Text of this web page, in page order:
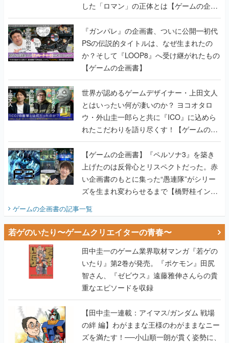
した「ロマン」の正体とは【ゲームの企画
書】
『ガンパレ』の企画書、ついに公開━初代
PSの伝説的タイトルは、なぜ生まれたの
か？そして『LOOP8』へ受け継がれたもの
【ゲームの企画書】
世界が認めるゲームデザイナー・上田文人
とはいったい何が凄いのか？ ヨコオタロ
ウ・外山圭一郎らと共に『ICO』に込めら
れたこだわりを語り尽くす！【ゲームの企
画書】
【ゲームの企画書】『ペルソナ3』を築き
上げたのは反骨心とリスペクトだった。赤
い企画書のもとに集った“愚連隊”がシリー
ズを生まれ変わらせるまで【橋野桂インタ
ビュー】
ゲームの企画書の記事一覧
若ゲのいたり〜ゲームクリエイターの青春〜
田中圭一のゲーム業界取材マンガ『若ゲの
いたり』第2巻が発売。『ポケモン』田尻
智さん、『ゼビウス』遠藤雅伸さんらの貴
重なエピソードを収録
【田中圭一連載：アイマス/ガンダム 戦場
の絆 編】わがままな王様のわがままなニー
ズを満たす！──小山順一朗が貫く姿勢に、